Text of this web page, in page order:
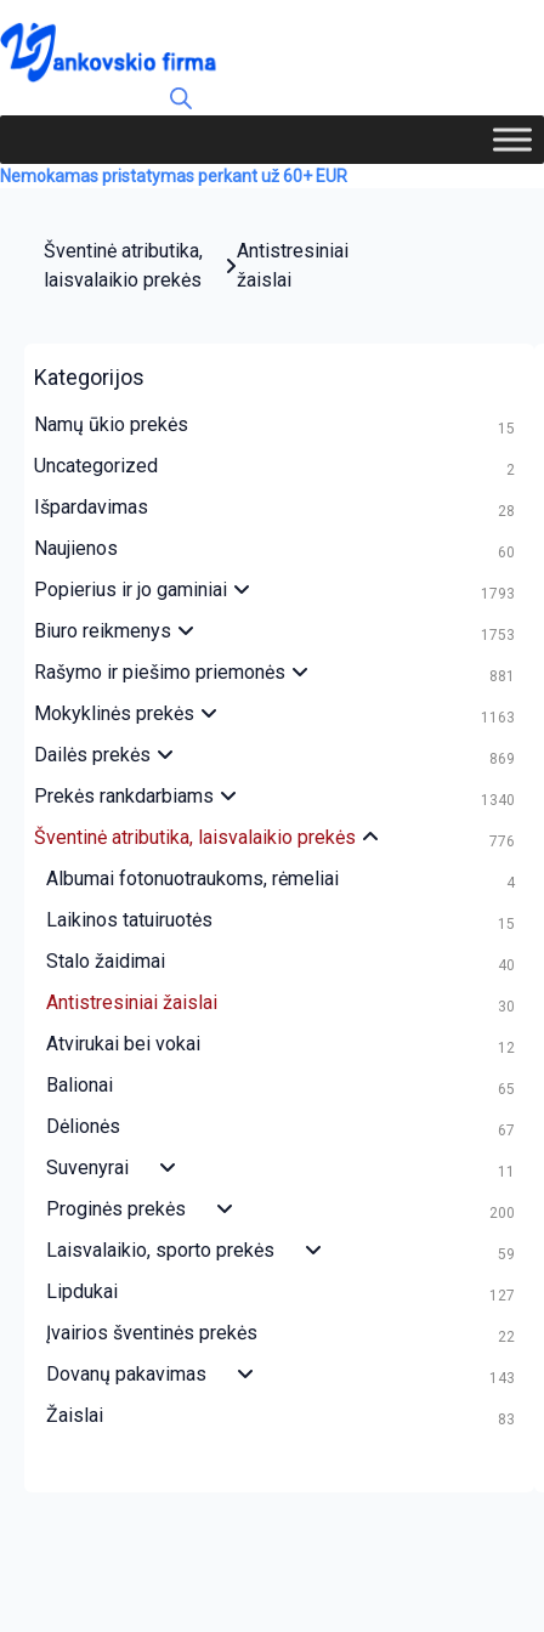
Nemokamas pristatymas perkant už 60+ EUR
Šventinė atributika,
laisvalaikio prekės
Antistresiniai
žaislai
Kategorijos
Namų ūkio prekės 15
Uncategorized 2
Išpardavimas 28
Naujienos 60
Popierius ir jo gaminiai 1793
Biuro reikmenys 1753
Rašymo ir piešimo priemonės 881
Mokyklinės prekės 1163
Dailės prekės 869
Prekės rankdarbiams 1340
Šventinė atributika, laisvalaikio prekės 776
Albumai fotonuotraukoms, rėmeliai 4
Laikinos tatuiruotės 15
Stalo žaidimai 40
Antistresiniai žaislai 30
Atvirukai bei vokai 12
Balionai 65
Dėlionės 67
Suvenyrai 11
Proginės prekės 200
Laisvalaikio, sporto prekės 59
Lipdukai 127
Įvairios šventinės prekės 22
Dovanų pakavimas 143
Žaislai 83